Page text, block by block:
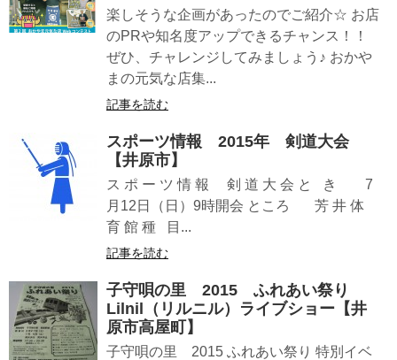
楽しそうな企画があったのでご紹介☆ お店
のPRや知名度アップできるチャンス！！
ぜひ、チャレンジしてみましょう♪ おかや
まの元気な店集...
記事を読む
スポーツ情報 2015年 剣道大会
【井原市】
ス ポ ー ツ 情 報 剣 道 大 会 と き 7
月12日（日）9時開会 ところ 芳 井 体
育 館 種 目...
記事を読む
子守唄の里 2015 ふれあい祭り
Lilnil（リルニル）ライブショー【井
原市高屋町】
子守唄の里 2015 ふれあい祭り 特別イベ